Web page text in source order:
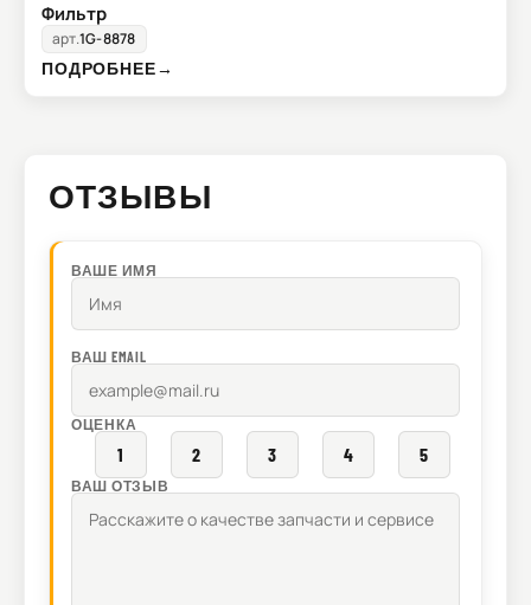
Фильтр
арт.1G-8878
ПОДРОБНЕЕ→
ОТЗЫВЫ
ВАШЕ ИМЯ
ВАШ EMAIL
ОЦЕНКА
1 2 3 4 5
ВАШ ОТЗЫВ